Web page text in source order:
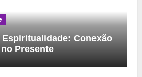
Conexão
Presente